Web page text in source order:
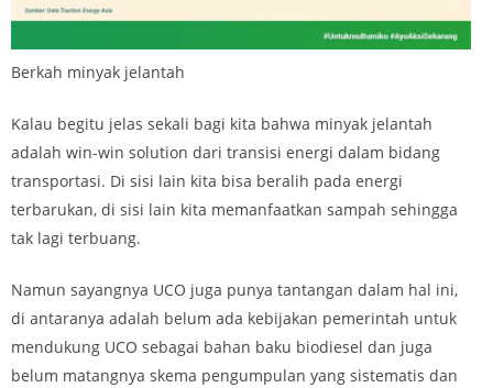
Berkah minyak jelantah
Kalau begitu jelas sekali bagi kita bahwa minyak jelantah
adalah win-win solution dari transisi energi dalam bidang
transportasi. Di sisi lain kita bisa beralih pada energi
terbarukan, di sisi lain kita memanfaatkan sampah sehingga
tak lagi terbuang.
Namun sayangnya UCO juga punya tantangan dalam hal ini,
di antaranya adalah belum ada kebijakan pemerintah untuk
mendukung UCO sebagai bahan baku biodiesel dan juga
belum matangnya skema pengumpulan yang sistematis dan